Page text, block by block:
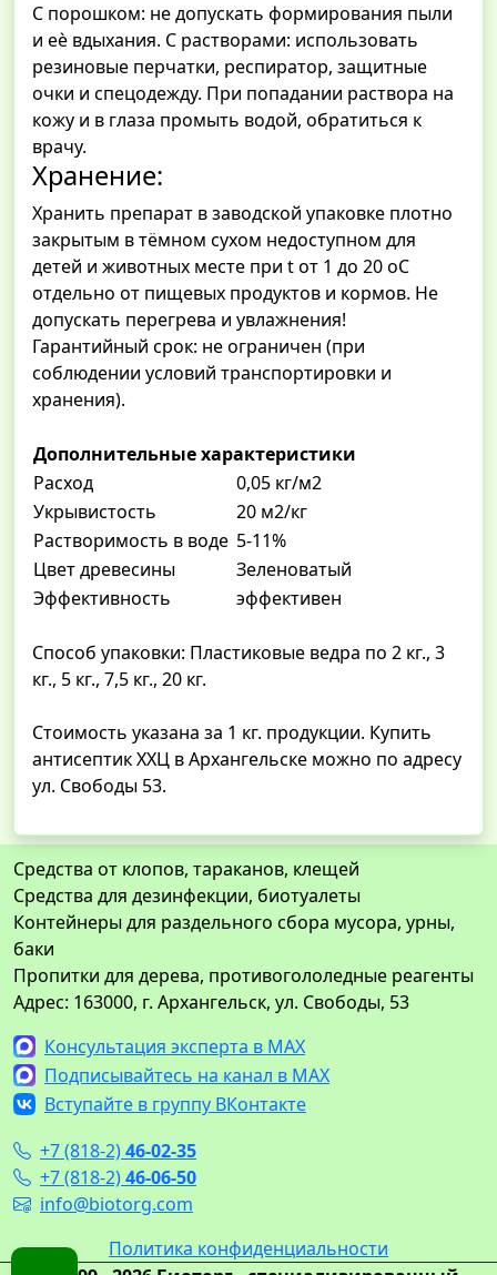
С порошком: не допускать формирования пыли
и еѐ вдыхания. С растворами: использовать
резиновые перчатки, респиратор, защитные
очки и спецодежду. При попадании раствора на
кожу и в глаза промыть водой, обратиться к
врачу.
Хранение:
Хранить препарат в заводской упаковке плотно
закрытым в тёмном сухом недоступном для
детей и животных месте при t от 1 до 20 оС
отдельно от пищевых продуктов и кормов. Не
допускать перегрева и увлажнения!
Гарантийный срок: не ограничен (при
соблюдении условий транспортировки и
хранения).
Дополнительные характеристики
Расход
0,05 кг/м2
Укрывистость
20 м2/кг
Растворимость в воде 5-11%
Цвет древесины
Зеленоватый
Эффективность
эффективен
Способ упаковки: Пластиковые ведра по 2 кг., 3
кг., 5 кг., 7,5 кг., 20 кг.
Стоимость указана за 1 кг. продукции. Купить
антисептик ХХЦ в Архангельске можно по адресу
ул. Свободы 53.
Средства от клопов, тараканов, клещей
Средства для дезинфекции, биотуалеты
Контейнеры для раздельного сбора мусора, урны,
баки
Пропитки для дерева, противогололедные реагенты
Адрес: 163000, г. Архангельск, ул. Свободы, 53
Консультация эксперта в MAX
Подписывайтесь на канал в MAX
Вступайте в группу ВКонтакте
+7 (818-2)46-02-35
+7 (818-2)46-06-50
info@biotorg.com
Политика конфиденциальности